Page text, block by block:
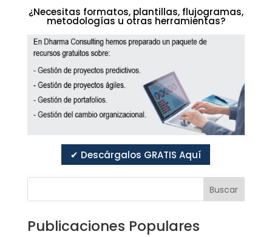
¿Necesitas formatos, plantillas, flujogramas,
metodologías u otras herramientas?
✔ Descárgalos GRATIS Aquí
Buscar
Publicaciones Populares